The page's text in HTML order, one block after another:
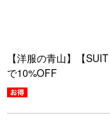
【洋服の青山】【
で10%OFF